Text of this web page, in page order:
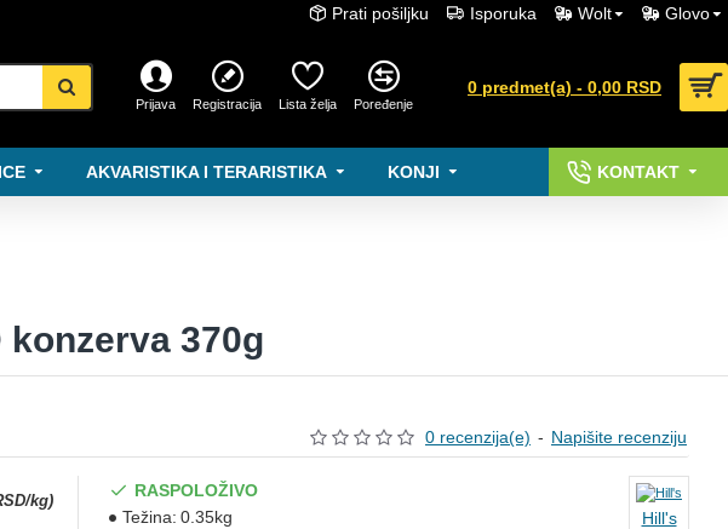
Prati pošiljku Isporuka Wolt Glovo
Prijava Registracija Lista želja Poređenje
0 predmet(a) - 0,00 RSD
AKVARISTIKA I TERARISTIKA KONJI KONTAKT
370g
0 recenzija(e) - Napišite recenziju
kg)
RASPOLOŽIVO
Težina: 0.35kg
Hill's